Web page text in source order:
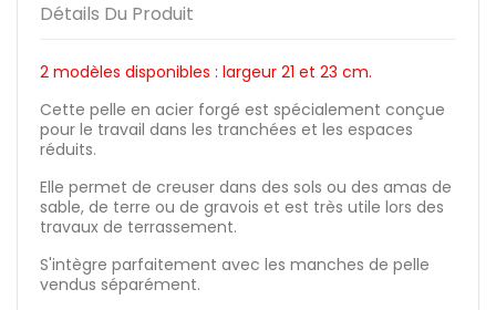
Détails Du Produit
2 modèles disponibles : largeur 21 et 23 cm.
Cette pelle en acier forgé est spécialement conçue
pour le travail dans les tranchées et les espaces
réduits.
Elle permet de creuser dans des sols ou des amas de
sable, de terre ou de gravois et est très utile lors des
travaux de terrassement.
S'intègre parfaitement avec les manches de pelle
vendus séparément.